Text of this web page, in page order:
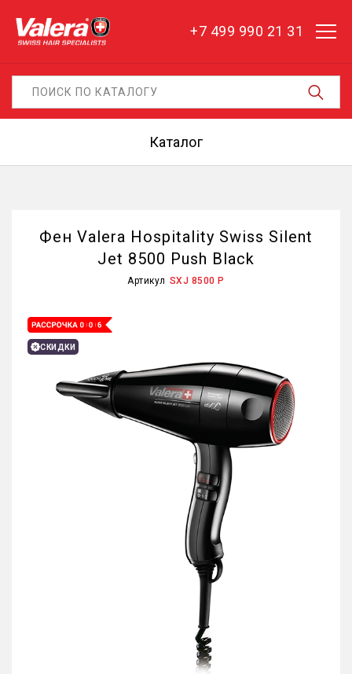
+7 499 990 21 31
Каталог
Фен Valera Hospitality Swiss Silent
Jet 8500 Push Black
Артикул SXJ 8500 P
СКИДКИ